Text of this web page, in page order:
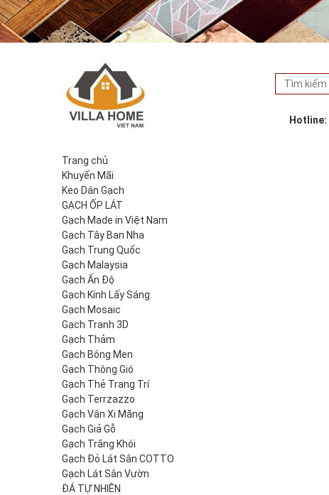
Hotline:
Trang chủ
Khuyến Mãi
Keo Dán Gạch
GẠCH ỐP LÁT
Gạch Made in Việt Nam
Gạch Tây Ban Nha
Gạch Trung Quốc
Gạch Malaysia
Gạch Ấn Độ
Gạch Kính Lấy Sáng
Gạch Mosaic
Gạch Tranh 3D
Gạch Thảm
Gạch Bông Men
Gạch Thông Gió
Gạch Thẻ Trang Trí
Gạch Terrzazzo
Gạch Vân Xi Măng
Gạch Giả Gỗ
Gạch Trắng Khói
Gạch Đỏ Lát Sân COTTO
Gạch Lát Sân Vườn
ĐÁ TỰ NHIÊN